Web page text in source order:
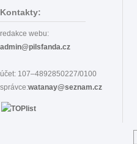
Kontakty:
redakce webu:
admin@pilsfanda.cz
účet: 107–4892850227/0100
správce:watanay@seznam.cz